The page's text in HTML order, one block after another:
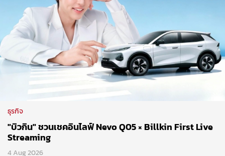
ธุรกิจ
"บิวกิน" ชวนเชคอินไลฟ์ Nevo Q05 × Billkin First Live
Streaming
4 Aug 2026